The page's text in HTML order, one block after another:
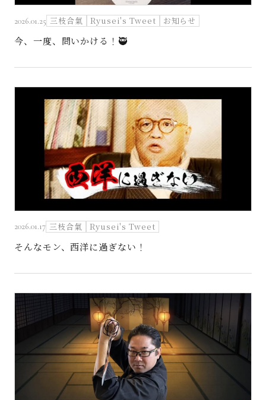
2026.01.25 三枝合氣 Ryusei's Tweet お知らせ
今、一度、問いかける！🥷
2026.01.17 三枝合氣 Ryusei's Tweet
そんなモン、西洋に過ぎない！